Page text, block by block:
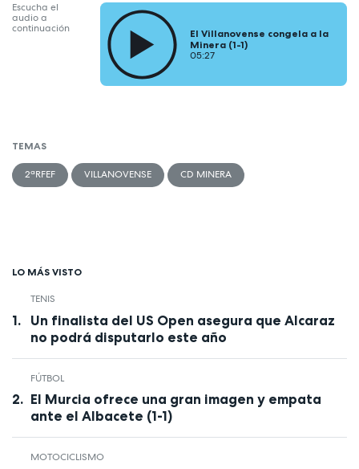
Escucha el
audio a
continuación
El Villanovense congela a la
Minera (1-1)
05:27
TEMAS
2ªRFEF VILLANOVENSE CD MINERA
LO MÁS VISTO
TENIS
Un finalista del US Open asegura que Alcaraz
no podrá disputarlo este año
FÚTBOL
El Murcia ofrece una gran imagen y empata
ante el Albacete (1-1)
MOTOCICLISMO